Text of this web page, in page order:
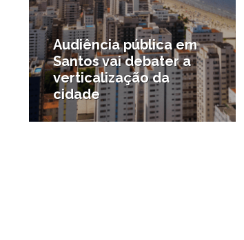
Audiência pública em
Santos vai debater a
verticalização da
cidade